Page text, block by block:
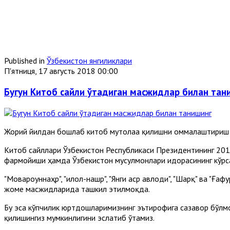
Published in Ўзбекистон янгиликлари
П'ятниця, 17 августь 2018 00:00
Бугун Китоб сайли ўтадиган масжидлар билан
Жорий йилдан бошлаб китоб мутолаа қилишни
Китоб сайллари Ўзбекистон Республикаси Президентининг
фармойиши ҳамда Ўзбекистон мусулмонлари идорасининг
"Мовароуннаҳр", "Ҳилол-нашр", "Янги аср авлоди", "Шарқ" ва
жоме масжидларида ташкил этилмоқда.
Бу эса кўпчилик юртдошларимизнинг эътирофига сазавор
қилишингиз мумкинлигини эслатиб ўтамиз.